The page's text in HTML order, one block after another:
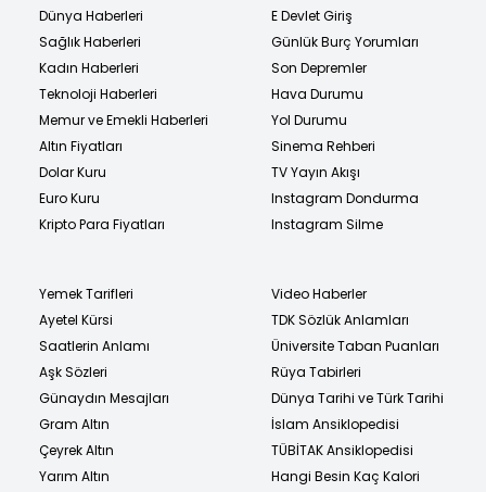
Dünya Haberleri
Sağlık Haberleri
Kadın Haberleri
Teknoloji Haberleri
Memur ve Emekli Haberleri
Altın Fiyatları
Dolar Kuru
Euro Kuru
Kripto Para Fiyatları
E Devlet Giriş
Günlük Burç Yorumları
Son Depremler
Hava Durumu
Yol Durumu
Sinema Rehberi
TV Yayın Akışı
Instagram Dondurma
Instagram Silme
Yemek Tarifleri
Ayetel Kürsi
Saatlerin Anlamı
Aşk Sözleri
Günaydın Mesajları
Gram Altın
Çeyrek Altın
Yarım Altın
Video Haberler
TDK Sözlük Anlamları
Üniversite Taban Puanları
Rüya Tabirleri
Dünya Tarihi ve Türk Tarihi
İslam Ansiklopedisi
TÜBİTAK Ansiklopedisi
Hangi Besin Kaç Kalori